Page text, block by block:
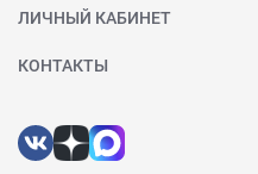
ЛИЧНЫЙ КАБИНЕТ
КОНТАКТЫ